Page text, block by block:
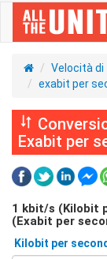
Velocità
exabit per
Exabit per
1 kbit/s (Kilobit
(Exabit per
Kilobit per